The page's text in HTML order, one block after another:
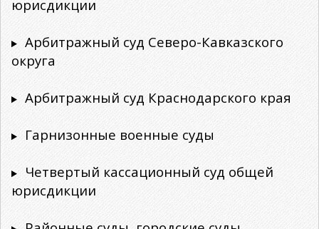
юрисдикции
Арбитражный суд Северо-Кавказского
округа
Арбитражный суд Краснодарского края
Гарнизонные военные суды
Четвертый кассационный суд общей
юрисдикции